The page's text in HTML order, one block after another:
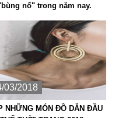
nổ" trong năm nay.
03/2018
NHỮNG MÓN ĐỒ DẪN ĐẦU